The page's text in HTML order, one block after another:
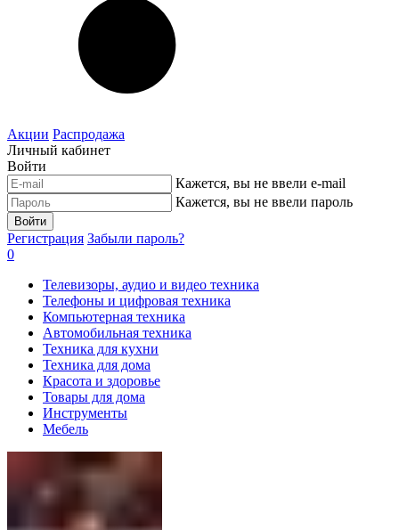
Акции Распродажа
Личный кабинет
Войти
Кажется, вы не ввели e-mail
Кажется, вы не ввели пароль
Войти
Регистрация Забыли пароль?
0
Телевизоры, аудио и видео техника
Телефоны и цифровая техника
Компьютерная техника
Автомобильная техника
Техника для кухни
Техника для дома
Красота и здоровье
Товары для дома
Инструменты
Мебель